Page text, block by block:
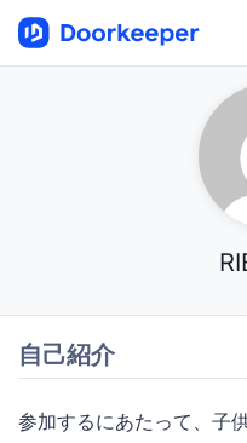
自己紹介
参加するにあたって、子